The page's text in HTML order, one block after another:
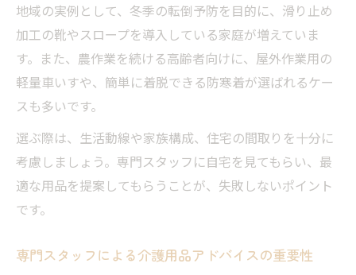
福祉用具レンタルで広がる選択肢と利便性
地域密着型介護サービスのメリットを解説
住環境や介護状況に合う用品の賢い選び方
家族構成を考慮した介護用品の導入事例
専門相談員と進める介護用品選びの流れ
地域の実例として、冬季の転倒予防を目的に、滑り止め
加工の靴やスロープを導入している家庭が増えていま
す。また、農作業を続ける高齢者向けに、屋外作業用の
軽量車いすや、簡単に着脱できる防寒着が選ばれるケー
スも多いです。
選ぶ際は、生活動線や家族構成、住宅の間取りを十分に
考慮しましょう。専門スタッフに自宅を見てもらい、最
適な用品を提案してもらうことが、失敗しないポイント
です。
専門スタッフによる介護用品アドバイスの重要性